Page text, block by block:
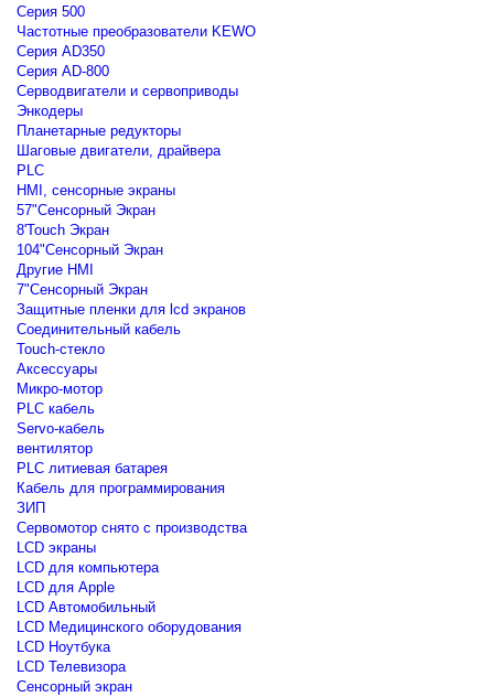
Серия 500
Частотные преобразователи KEWO
Серия AD350
Серия AD-800
Серводвигатели и сервоприводы
Энкодеры
Планетарные редукторы
Шаговые двигатели, драйвера
PLC
HMI, сенсорные экраны
57"Сенсорный Экран
8'Touch Экран
104"Сенсорный Экран
Другие HMI
7"Сенсорный Экран
Защитные пленки для lcd экранов
Соединительный кабель
Touch-стекло
Аксессуары
Микро-мотор
PLC кабель
Servo-кабель
вентилятор
PLC литиевая батарея
Кабель для программирования
ЗИП
Сервомотор снято с производства
LCD экраны
LCD для компьютера
LCD для Apple
LCD Автомобильный
LCD Медицинского оборудования
LCD Ноутбука
LCD Телевизора
Сенсорный экран